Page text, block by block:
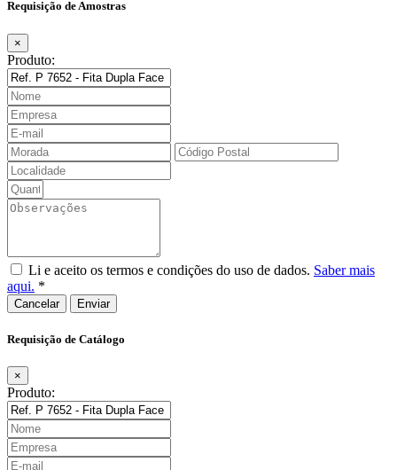
Requisição de Amostras
×
Produto:
Li e aceito os termos e condições do uso de dados. Saber mais
aqui. *
Cancelar
Requisição de Catálogo
×
Produto: